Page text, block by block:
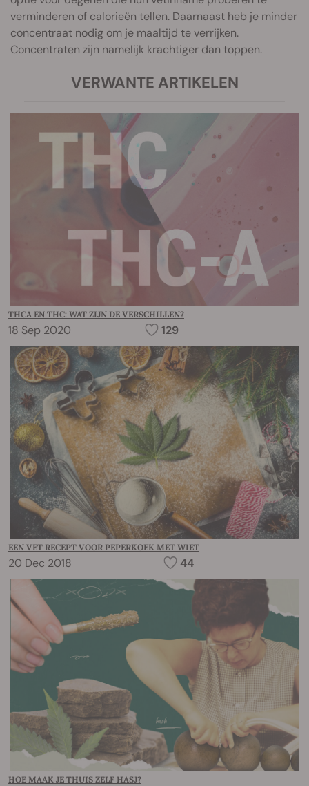
verminderen of calorieën tellen. Daarnaast heb je minder
concentraat nodig om je maaltijd te verrijken.
Concentraten zijn namelijk krachtiger dan toppen.
VERWANTE ARTIKELEN
THCA EN THC: WAT ZIJN DE VERSCHILLEN?
18 Sep 2020 129
EEN VET RECEPT VOOR PEPERKOEK MET WIET
20 Dec 2018 44
HOE MAAK JE THUIS ZELF HASJ?